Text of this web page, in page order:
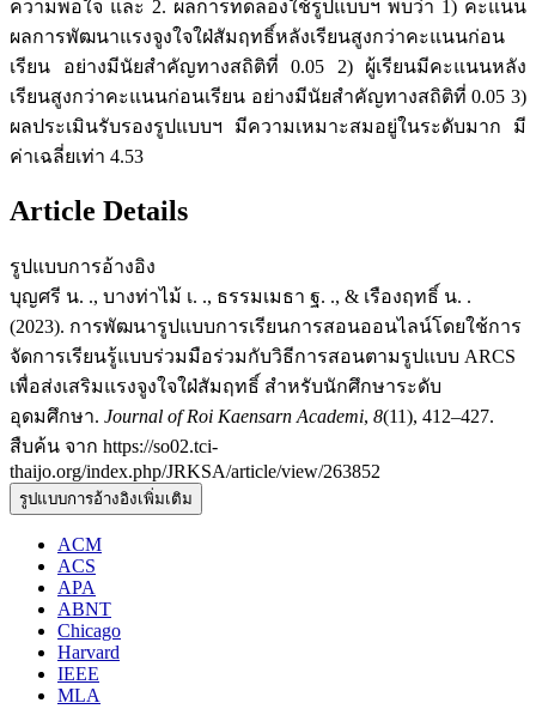
ความพอใจ และ 2. ผลการทดลองใช้รูปแบบฯ พบว่า 1) คะแนน
ผลการพัฒนาแรงจูงใจใฝ่สัมฤทธิ์หลังเรียนสูงกว่าคะแนนก่อน
เรียน อย่างมีนัยสำคัญทางสถิติที่ 0.05 2) ผู้เรียนมีคะแนนหลัง
เรียนสูงกว่าคะแนนก่อนเรียน อย่างมีนัยสำคัญทางสถิติที่ 0.05 3)
ผลประเมินรับรองรูปแบบฯ มีความเหมาะสมอยู่ในระดับมาก มี
ค่าเฉลี่ยเท่า 4.53
Article Details
รูปแบบการอ้างอิง
บุญศรี น. ., บางท่าไม้ เ. ., ธรรมเมธา ฐ. ., & เรืองฤทธิ์ น. .
(2023). การพัฒนารูปแบบการเรียนการสอนออนไลน์โดยใช้การ
จัดการเรียนรู้แบบร่วมมือร่วมกับวิธีการสอนตามรูปแบบ ARCS
เพื่อส่งเสริมแรงจูงใจใฝ่สัมฤทธิ์ สำหรับนักศึกษาระดับ
อุดมศึกษา. Journal of Roi Kaensarn Academi, 8(11), 412–427.
สืบค้น จาก https://so02.tci-
thaijo.org/index.php/JRKSA/article/view/263852
รูปแบบการอ้างอิงเพิ่มเติม
ACM
ACS
APA
ABNT
Chicago
Harvard
IEEE
MLA